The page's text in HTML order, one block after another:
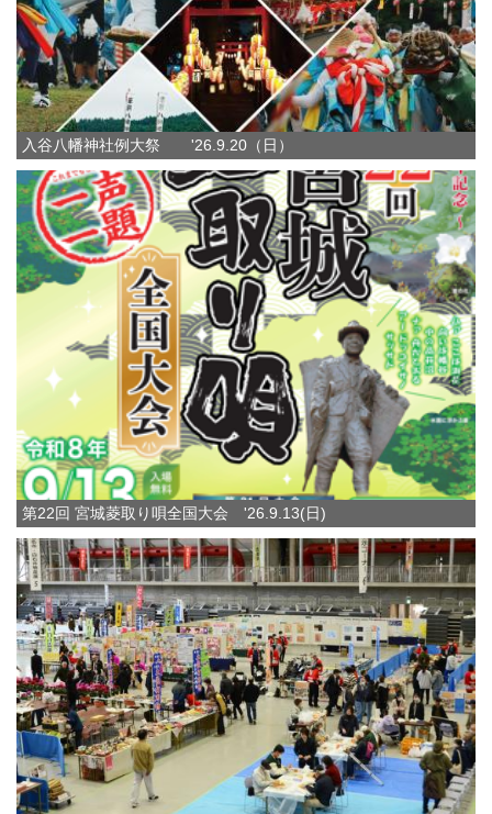
入谷八幡神社例大祭 '26.9.20（日）
第22回 宮城菱取り唄全国大会 '26.9.13(日)